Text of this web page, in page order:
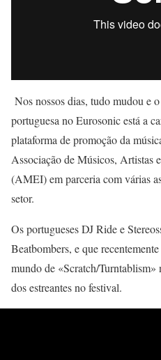
Nos nossos dias, tudo mudou e
portuguesa no Eurosonic está a
plataforma de promoção da
Associação de Músicos, Artistas
(AMEI) em parceria com várias
setor.
Os portugueses DJ Ride e
Beatbombers, e que
mundo de «Scratch/Turntablism»
dos estreantes no festival.